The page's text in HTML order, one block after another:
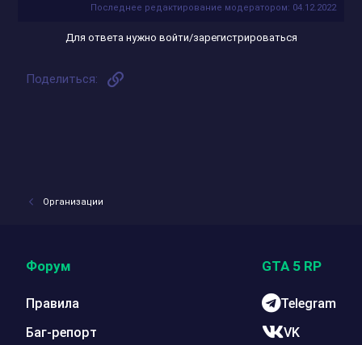
Последнее редактирование модератором: 04.12.2022
Для ответа нужно войти/зарегистрироваться
Поделиться:
Организации
Форум
Правила
Баг-репорт
GTA 5 RP
Telegram
VK